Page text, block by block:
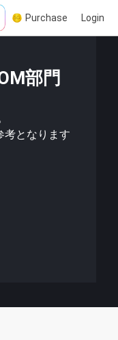
Purchase Login
部門
考となります